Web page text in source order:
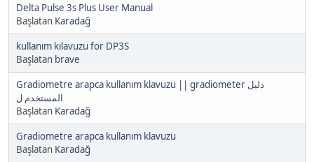
Delta Pulse 3s Plus User Manual
Başlatan Karadağ
kullanım kılavuzu for DP3S
Başlatan brave
Gradiometre arapca kullanım klavuzu || gradiometer دليل
المستخدم ل
Başlatan Karadağ
Gradiometre arapca kullanım klavuzu
Başlatan Karadağ